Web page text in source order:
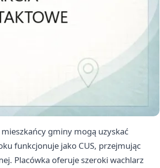
mieszkańcy gminy mogą uzyskać
funkcjonuje jako CUS, przejmując
Placówka oferuje szeroki wachlarz